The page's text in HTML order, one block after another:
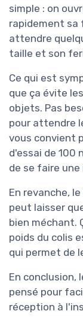
simple : on
rapidement sa
attendre
taille et son
Ce qui est
que ça évite
objets. Pas
pour attendre
vous convient
d'essai de 100
de se faire une
En revanche,
peut laisser
bien méchant.
poids du colis
qui permet de
En conclusion,
pensé pour
réception à